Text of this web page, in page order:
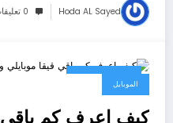
Hoda AL Sayed 0 تعليقات
الموبايل
كيف اعرف كم باقي